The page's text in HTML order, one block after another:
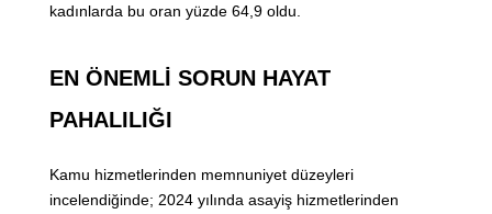
kadınlarda bu oran yüzde 64,9 oldu.
EN ÖNEMLİ SORUN HAYAT
PAHALILIĞI
Kamu hizmetlerinden memnuniyet düzeyleri
incelendiğinde; 2024 yılında asayiş hizmetlerinden